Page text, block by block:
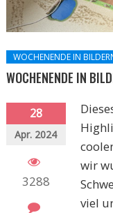
WOCHENENDE IN
WOCHENENDE IN
28
Apr. 2024
3288
wir
viel